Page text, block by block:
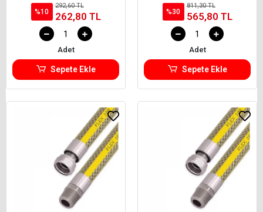
%10
292,60 TL
262,80 TL
Adet
Sepete Ekle
%30
811,30 TL
565,80 TL
Adet
Sepete Ekle